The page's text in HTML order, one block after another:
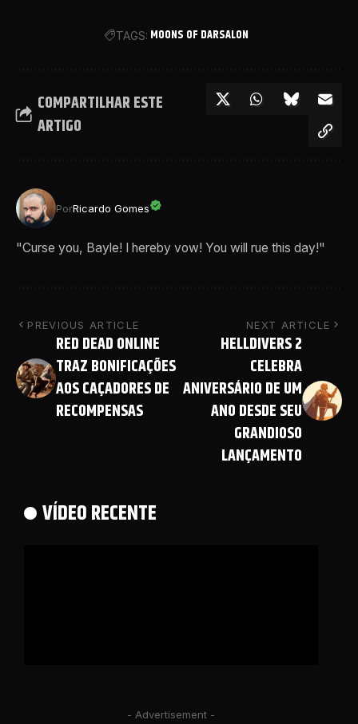
TAGS: MOONS OF DARSALON
COMPARTILHAR ESTE
ARTIGO
PorRicardo Gomes
"Curse you, Bayle! I hereby vow! You will rue this day!"
PREVIOUS ARTICLE
RED DEAD ONLINE
TRAZ BONIFICAÇÕES
AOS CAÇADORES DE
RECOMPENSAS
NEXT ARTICLE
HELLDIVERS 2
CELEBRA
ANIVERSÁRIO DE UM
ANO DESDE SEU
GRANDIOSO
LANÇAMENTO
VÍDEO RECENTE
- Advertisement -